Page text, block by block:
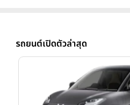
ธุรกิจ Non-Oil เติบโต 30-40% YoY
ธุรกิจ Non-Oil อยู่ที่ระดับ 40-45% ผ่
การควบคุมต้นทุนและค่าใช้จ่าย และเพิ่
รถยนต์เปิดตัวล่าสุด